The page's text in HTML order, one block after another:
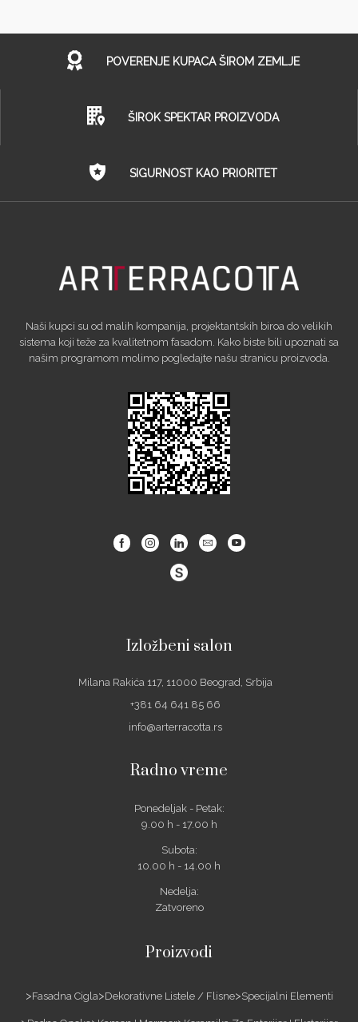
POVERENJE KUPACA ŠIROM ZEMLJE
ŠIROK SPEKTAR PROIZVODA
SIGURNOST KAO PRIORITET
Naši kupci su od malih kompanija, projektantskih biroa do velikih
sistema koji teže za kvalitetnom fasadom. Kako biste bili upoznati sa
našim programom molimo pogledajte našu stranicu proizvoda.
FacebookInstagramLinkedinEmail Youtube
Izložbeni salon
Milana Rakića 117, 11000 Beograd, Srbija
+381 64 641 85 66
info@arterracotta.rs
Radno vreme
Ponedeljak - Petak:
9.00 h - 17.00 h
Subota:
10.00 h - 14.00 h
Nedelja:
Zatvoreno
Proizvodi
Fasadna Cigla Dekorativne Listele / Flisne Specijalni Elementi